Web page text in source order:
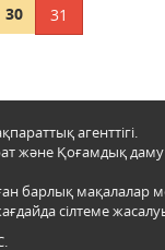
30 31
агенттігі.
және Қоғамдық даму
барлық
сілтеме